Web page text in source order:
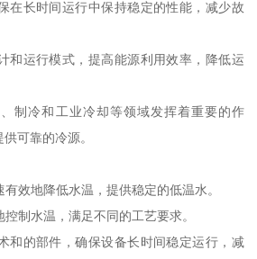
在长时间运行中保持稳定的性能，减少故
和运行模式，提高能源利用效率，降低运
制冷和工业冷却等领域发挥着重要的作
可靠的冷源。
效地降低水温，提供稳定的低温水。
制水温，满足不同的工艺要求。
和的部件，确保设备长时间稳定运行，减